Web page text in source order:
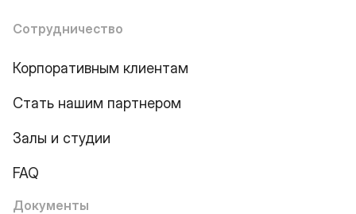
Сотрудничество
Корпоративным клиентам
Стать нашим партнером
Залы и студии
FAQ
Документы